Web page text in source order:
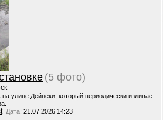
(5 фото)
на улице Дейнеки, который периодически изливает
Дата: 21.07.2026 14:23